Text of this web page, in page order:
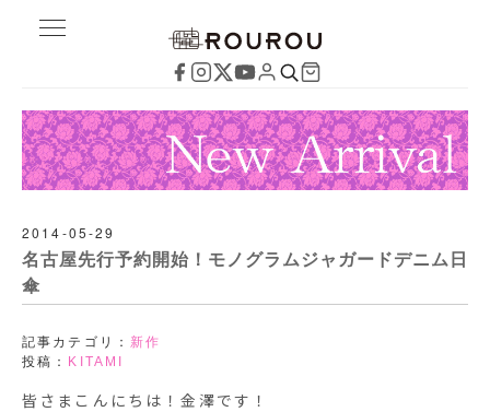
2014-05-29
名古屋先行予約開始！モノグラムジャガードデニム日
傘
記事カテゴリ： 新作
投稿： KITAMI
皆さまこんにちは！金澤です！